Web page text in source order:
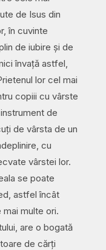
de Isus din
în cuvinte
de iubire și de
învață astfel,
lor cel mai
copiii cu vârste
de
de vârsta de un
cu
vârstei lor.
se poate
astfel încât
multe ori.
are o bogată
de cărți